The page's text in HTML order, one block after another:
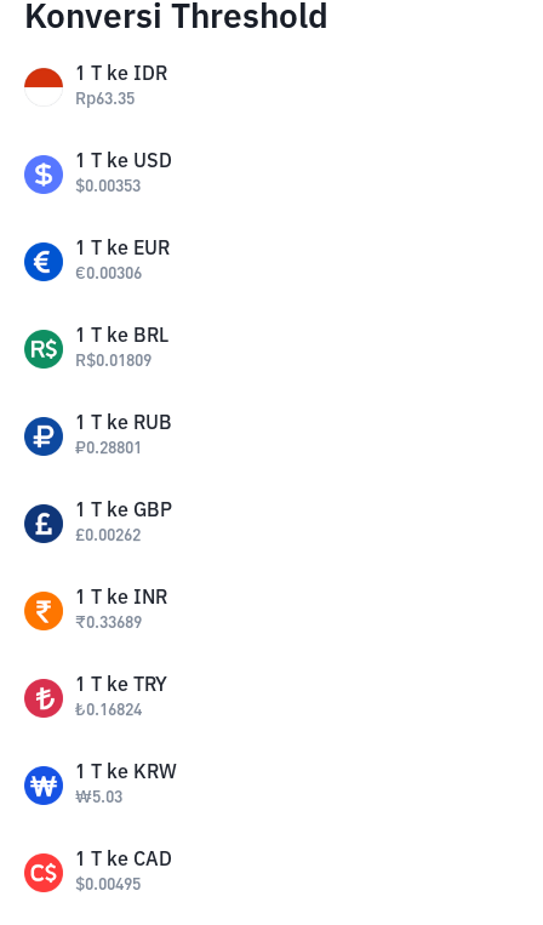
Konversi Threshold
1 ke IDR
Rp63.35
1 ke USD
$0.00353
1 ke EUR
€0.00306
1 ke BRL
R$0.01809
1 ke RUB
₽0.28801
1 ke GBP
£0.00262
1 ke INR
₹0.33689
1 ke TRY
₺0.16824
1 ke KRW
₩5.03
1 ke CAD
$0.00495